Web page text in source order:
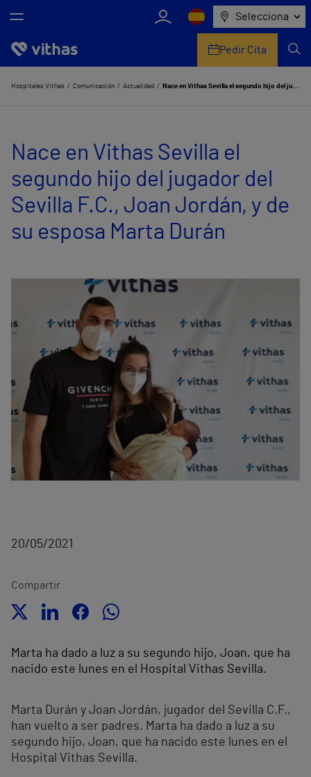
Selecciona
Nosotros
Servicios de salud
Equipo médico y asistencial
Pedir Cita
Hospitales Vithas Comunicación Actualidad Nace en Vithas Sevilla el segundo hijo del jugador del Sevilla F.C., Joan Jordán, y de su esposa Marta Durán
Nace en Vithas Sevilla el
segundo hijo del jugador del
Sevilla F.C., Joan Jordán, y de
su esposa Marta Durán
20/05/2021
Compartir
Marta ha dado a luz a su segundo hijo, Joan, que ha
nacido este lunes en el Hospital Vithas Sevilla.
Marta Durán y Joan Jordán, jugador del Sevilla C.F.,
han vuelto a ser padres. Marta ha dado a luz a su
segundo hijo, Joan, que ha nacido este lunes en el
Hospital Vithas Sevilla.